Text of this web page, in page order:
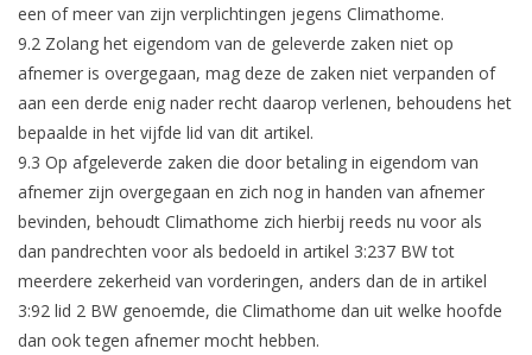
een of meer van zijn verplichtingen jegens Climathome.
9.2 Zolang het eigendom van de geleverde zaken niet op
afnemer is overgegaan, mag deze de zaken niet verpanden of
aan een derde enig nader recht daarop verlenen, behoudens het
bepaalde in het vijfde lid van dit artikel.
9.3 Op afgeleverde zaken die door betaling in eigendom van
afnemer zijn overgegaan en zich nog in handen van afnemer
bevinden, behoudt Climathome zich hierbij reeds nu voor als
dan pandrechten voor als bedoeld in artikel 3:237 BW tot
meerdere zekerheid van vorderingen, anders dan de in artikel
3:92 lid 2 BW genoemde, die Climathome dan uit welke hoofde
dan ook tegen afnemer mocht hebben.